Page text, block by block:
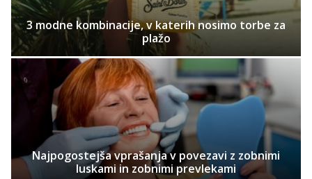
3 modne kombinacije, v katerih nosimo torbe za
plažo
Najpogostejša vprašanja v povezavi z zobnimi
luskami in zobnimi prevlekami